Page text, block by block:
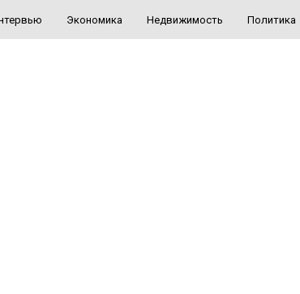
Экономика Недвижимость Политика